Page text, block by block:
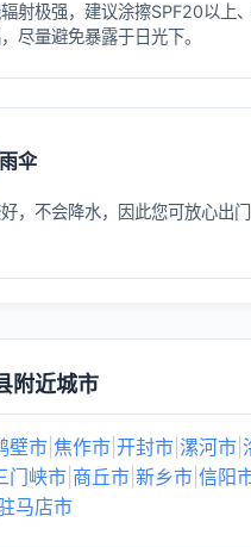
射极强，建议涂擦SPF20以上
尽量避免暴露于日光下。
雨伞
，不会降水，因此您可放心出
附近城市
壁市 焦作市 开封市 漯河市
门峡市 商丘市 新乡市 信阳
马店市